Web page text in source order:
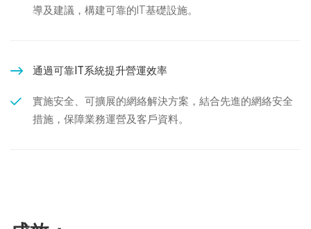
導及建議，構建可靠的IT基礎設施。
通過可靠IT系統提升營運效率
實施安全、可擴展的網絡解決方案，結合先進的網絡安全
措施，保障業務運營及客戶資料。